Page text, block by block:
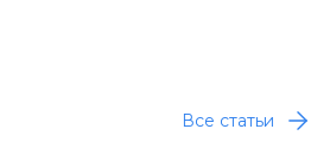
Все статьи